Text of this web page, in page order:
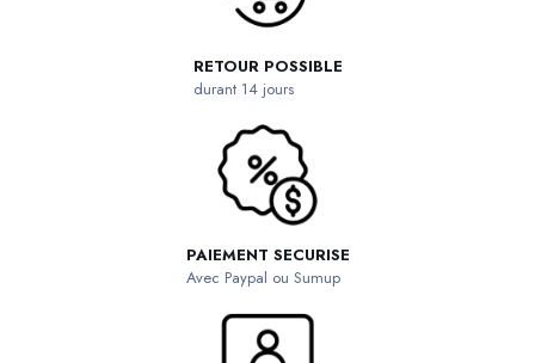
RETOUR POSSIBLE
durant 14 jours
PAIEMENT SECURISE
Avec Paypal ou Sumup